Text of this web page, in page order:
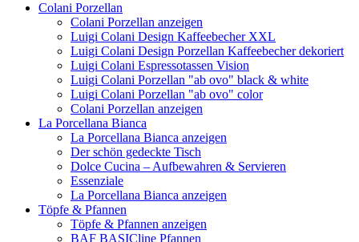
Colani Porzellan
Colani Porzellan anzeigen
Luigi Colani Design Kaffeebecher XXL
Luigi Colani Design Porzellan Kaffeebecher dekoriert
Luigi Colani Espressotassen Vision
Luigi Colani Porzellan "ab ovo" black & white
Luigi Colani Porzellan "ab ovo" color
Colani Porzellan anzeigen
La Porcellana Bianca
La Porcellana Bianca anzeigen
Der schön gedeckte Tisch
Dolce Cucina – Aufbewahren & Servieren
Essenziale
La Porcellana Bianca anzeigen
Töpfe & Pfannen
Töpfe & Pfannen anzeigen
BAF BASICline Pfannen